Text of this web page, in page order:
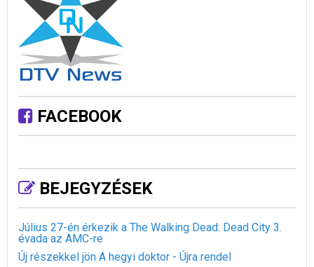
FACEBOOK
BEJEGYZÉSEK
Július 27-én érkezik a The Walking Dead: Dead City 3.
évada az AMC-re
Új részekkel jön A hegyi doktor - Újra rendel